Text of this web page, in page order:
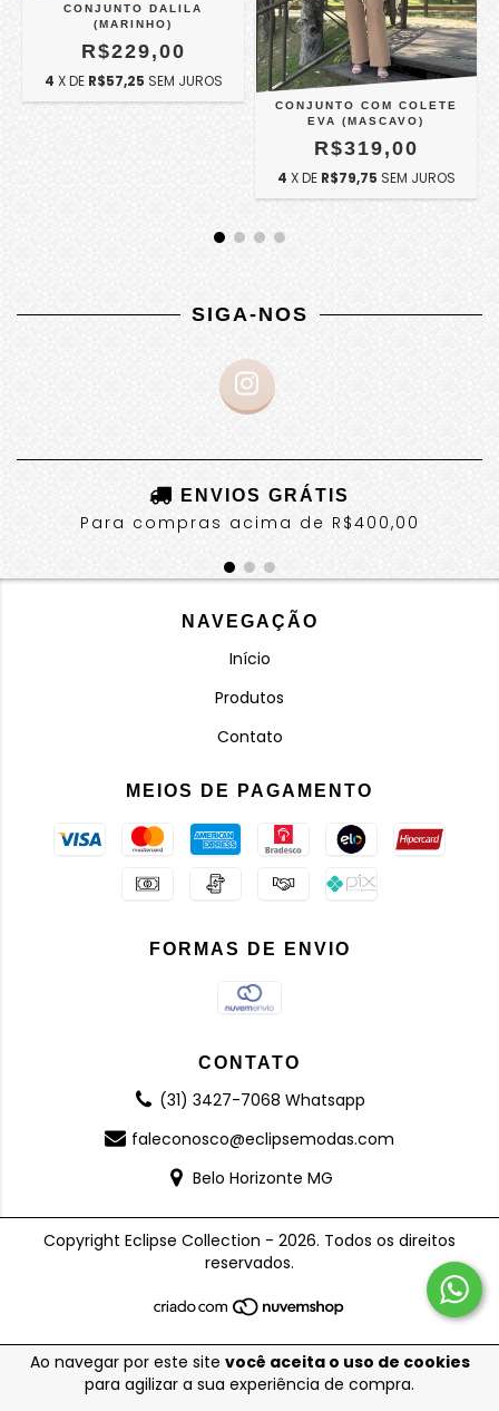
Ao navegar por este site você aceita o uso de cookies
para agilizar a sua experiência de compra.
CONJUNTO DALILA
(MARINHO)
R$229,00
4 X DE R$57,25 SEM JUROS
CONJUNTO COM COLETE
EVA (MASCAVO)
R$319,00
4 X DE R$79,75 SEM JUROS
SIGA-NOS
ENVIOS GRÁTIS
Para compras acima de R$400,00
NAVEGAÇÃO
Início
Produtos
Contato
MEIOS DE PAGAMENTO
FORMAS DE ENVIO
CONTATO
(31) 3427-7068 Whatsapp
faleconosco@eclipsemodas.com
Belo Horizonte MG
Copyright Eclipse Collection - 2026. Todos os direitos
reservados.